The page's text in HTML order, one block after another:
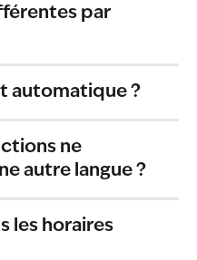
par
automatique ?
ne
autre langue ?
les horaires